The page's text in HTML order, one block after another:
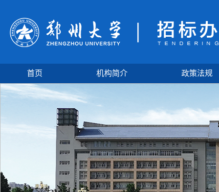
首页 机构简介 政策法规